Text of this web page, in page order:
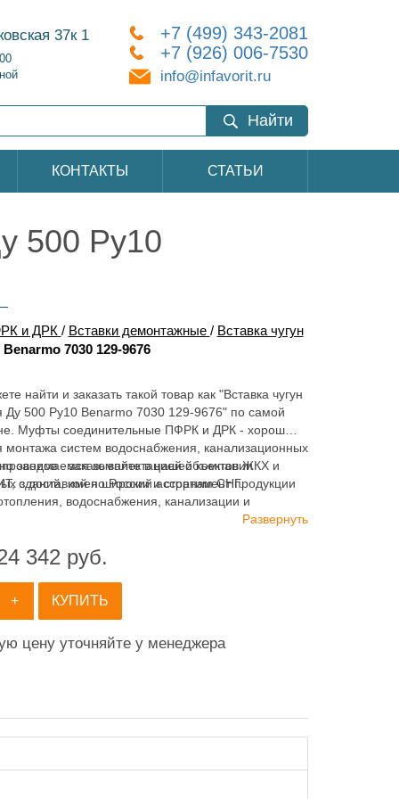
37к 1
+7 (499) 343-2081
+7 (926) 006-7530
info@infavorit.ru
Найти
КОНТАКТЫ СТАТЬИ
500 Ру10
и ДРК / Вставки демонтажные / Вставка чугун
7030 129-9676
найти и заказать такой товар как "Вставка чугун
Ду 500 Ру10 Benarmo 7030 129-9676" по самой
Муфты соединительные ПФРК и ДРК - хорошо
монтажа систем водоснабжения, канализационных
занимаемся комплектацией объектов ЖКХ и
зданий, имея широкий ассортимент продукции
водоснабжения, канализации и
- заказывайте в нашей компании
с доставкой по России и странам СНГ.
Развернуть
342 руб.
+ КУПИТЬ
цену уточняйте у менеджера